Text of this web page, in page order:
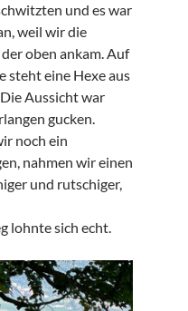
und es war
weil wir die
oben ankam. Auf
steht eine Hexe aus
Aussicht war
gucken.
noch ein
nahmen wir einen
und rutschiger,
lohnte sich echt.